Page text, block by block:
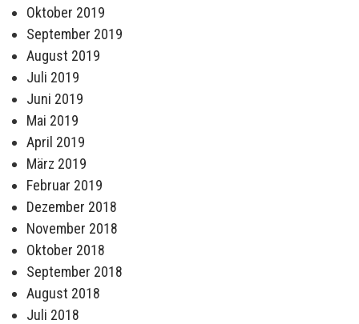
Oktober 2019
September 2019
August 2019
Juli 2019
Juni 2019
Mai 2019
April 2019
März 2019
Februar 2019
Dezember 2018
November 2018
Oktober 2018
September 2018
August 2018
Juli 2018